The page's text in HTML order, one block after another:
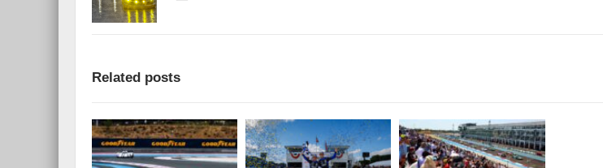
Related posts